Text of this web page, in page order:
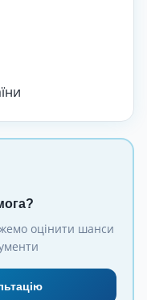
оцінити шанси